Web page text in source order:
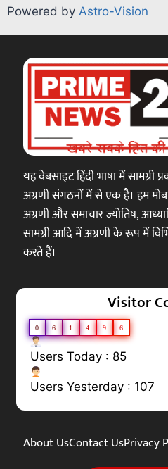
Powered by Astro-Vision
यह वेबसाइट हिंदी भाषा में सामग्री
अग्रणी संगठनों में से एक है। हम
अग्रणी और समाचार ज्योतिष,
सामग्री आदि में अग्रणी के रूप में
करते हैं।
Visitor
0 6 1 4 9 6
Users Today : 85
Users Yesterday : 107
About UsContact UsPrivacy